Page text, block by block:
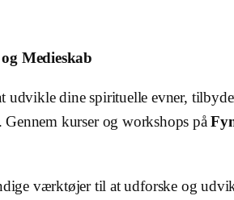
Medieskab
udvikle dine spirituelle evner,
. Gennem kurser og workshops på
værktøjer til at udforske og